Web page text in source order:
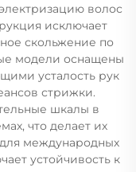
волос
исключает
скольжение по
модели оснащены
усталость рук
стрижки.
шкалы в
что делает их
международных
устойчивость к